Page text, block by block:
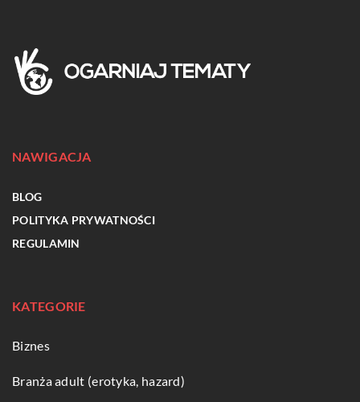
NAWIGACJA
BLOG
POLITYKA PRYWATNOŚCI
REGULAMIN
KATEGORIE
Biznes
Branża adult (erotyka, hazard)